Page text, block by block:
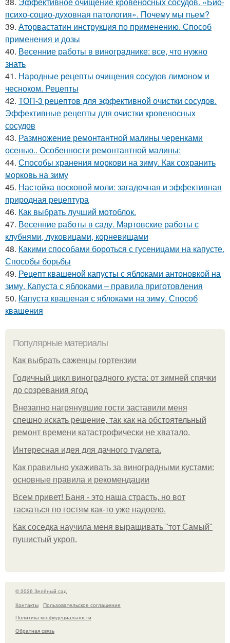
психо-социо-духовная патология». Почему мы пьем?
39. Аторвастатин инструкция по применению. Способ
применения и дозы
40. Весенние работы в винограднике: все, что нужно
знать
41. Народные рецепты очищения сосудов лимоном и
чесноком. Рецепты
42. ТОП-3 рецептов для эффективной очистки сосудов.
Эффективные рецепты для очистки кровеносных
сосудов
43. Размножение ремонтантной малины черенками
осенью.. Особенности ремонтантной малины:
44. Способы хранения моркови на зиму. Как сохранить
морковь на зиму
45. Настойка восковой моли: загадочная и эффективная
природная рецептура
46. Как выбрать лучший мотоблок.
47. Весенние работы в саду. Мартовские работы с
клубнями, луковицами, корневищами
48. Какими способами бороться с гусеницами на капусте.
Способы борьбы
49. Рецепт квашеной капусты с яблоками антоновкой на
зиму. Капуста с яблоками – правила приготовления
50. Капуста квашеная с яблоками на зиму. Способ
квашения
Популярные материалы
Как выбрать саженцы гортензии
Годичный цикл виноградного куста: от зимней спячки
до созревания ягод
Внезапно нагрянувшие гости заставили меня
спешно искать решение, так как на обстоятельный
ремонт времени катастрофически не хватало.
Интересная идея для дачного туалета.
Как правильно ухаживать за виноградными кустами:
основные правила и рекомендации
Всем привет! Баня - это наша страсть, но вот
таскаться по гостям как-то уже надоело.
Как соседка научила меня выращивать "тот Самый"
пушистый укроп.
© 2026 Зелёный сад
Контакты
Пользовательское соглашение
Политика конфидециальности
Обратная связь